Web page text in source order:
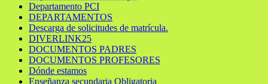
Departamento PCI
DEPARTAMENTOS
Descarga de solicitudes de matrícula.
DIVERLINK25
DOCUMENTOS PADRES
DOCUMENTOS PROFESORES
Dónde estamos
Enseñanza secundaria Obligatoria